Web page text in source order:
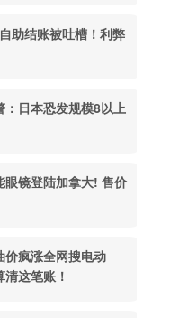
助结账被吐槽！利弊
：日本恐发规模8以上
眼镜登陆加拿大! 售价
价疯涨全网搜电动
这笔账！